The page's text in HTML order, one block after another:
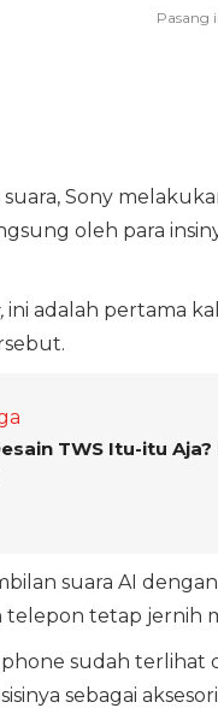
Sony
oleh para
ini adalah pertama
TWS Itu-itu
suara AI
tetap jernih
sudah
sebagai